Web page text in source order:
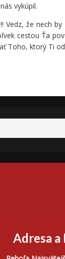
vykúpil.
že nech
cestou Ťa
Toho, ktorý Ti
Adresa